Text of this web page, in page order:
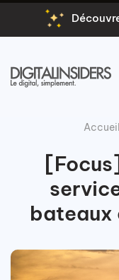
Accueil
bateaux